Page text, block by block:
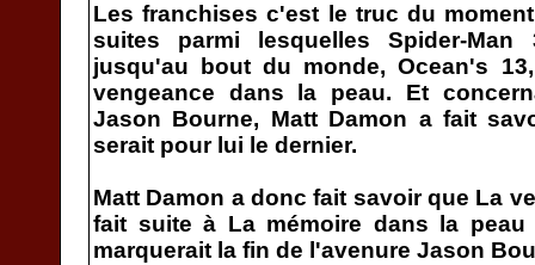
Les franchises c'est le truc du
suites parmi lesquelles Spider-Man
jusqu'au bout du monde, Ocean's
vengeance dans la peau. Et
Jason Bourne, Matt Damon a fait
serait pour lui le dernier.
Matt Damon a donc fait savoir que La
fait suite à La mémoire dans la
marquerait la fin de l'avenure Jason